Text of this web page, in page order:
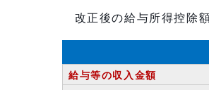
改正後の給与所得控除
給与等の収入金額